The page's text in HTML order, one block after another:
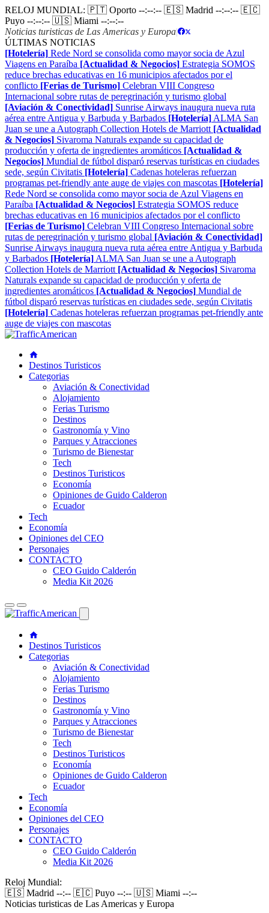
RELOJ MUNDIAL: 🇵🇹 Oporto --:--:-- 🇪🇸 Madrid --:--:-- 🇪🇨
Puyo --:--:-- 🇺🇸 Miami --:--:--
Noticias turisticas de Las Americas y Europa|
ÚLTIMAS NOTICIAS
[Hotelería] Rede Nord se consolida como mayor socia de Azul
Viagens en Paraíba [Actualidad & Negocios] Estrategia SOMOS
reduce brechas educativas en 16 municipios afectados por el
conflicto [Ferias de Turismo] Celebran VIII Congreso
Internacional sobre rutas de peregrinación y turismo global
[Aviación & Conectividad] Sunrise Airways inaugura nueva ruta
aérea entre Antigua y Barbuda y Barbados [Hotelería] ALMA San
Juan se une a Autograph Collection Hotels de Marriott [Actualidad
& Negocios] Sivaroma Naturals expande su capacidad de
producción y oferta de ingredientes aromáticos [Actualidad &
Negocios] Mundial de fútbol disparó reservas turísticas en ciudades
sede, según Civitatis [Hotelería] Cadenas hoteleras refuerzan
programas pet-friendly ante auge de viajes con mascotas [Hotelería]
Rede Nord se consolida como mayor socia de Azul Viagens en
Paraíba [Actualidad & Negocios] Estrategia SOMOS reduce
brechas educativas en 16 municipios afectados por el conflicto
[Ferias de Turismo] Celebran VIII Congreso Internacional sobre
rutas de peregrinación y turismo global [Aviación & Conectividad]
Sunrise Airways inaugura nueva ruta aérea entre Antigua y Barbuda
y Barbados [Hotelería] ALMA San Juan se une a Autograph
Collection Hotels de Marriott [Actualidad & Negocios] Sivaroma
Naturals expande su capacidad de producción y oferta de
ingredientes aromáticos [Actualidad & Negocios] Mundial de
fútbol disparó reservas turísticas en ciudades sede, según Civitatis
[Hotelería] Cadenas hoteleras refuerzan programas pet-friendly ante
auge de viajes con mascotas
Destinos Turisticos
Categorias
Aviación & Conectividad
Alojamiento
Ferias Turismo
Destinos
Gastronomía y Vino
Parques y Atracciones
Turismo de Bienestar
Tech
Destinos Turisticos
Economía
Opiniones de Guido Calderon
Ecuador
Tech
Economía
Opiniones del CEO
Personajes
CONTACTO
CEO Guido Calderón
Media Kit 2026
Destinos Turisticos
Categorias
Aviación & Conectividad
Alojamiento
Ferias Turismo
Destinos
Gastronomía y Vino
Parques y Atracciones
Turismo de Bienestar
Tech
Destinos Turisticos
Economía
Opiniones de Guido Calderon
Ecuador
Tech
Economía
Opiniones del CEO
Personajes
CONTACTO
CEO Guido Calderón
Media Kit 2026
Reloj Mundial:
🇪🇸 Madrid --:-- 🇪🇨 Puyo --:-- 🇺🇸 Miami --:--
Noticias turisticas de Las Americas y Europa